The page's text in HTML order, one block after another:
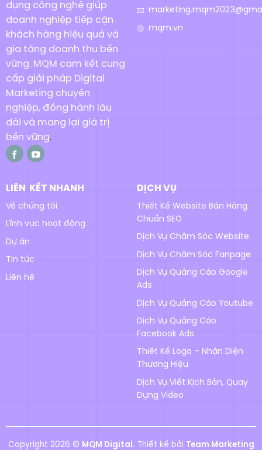
dụng công nghệ giúp
doanh nghiệp tiếp cận
khách hàng hiệu quả và
gia tăng doanh thu bền
vững. MQM cam kết cung
cấp giải pháp Digital
Marketing chuyên
nghiệp, đồng hành lâu
dài và mang lại giá trị
bền vững.
mqm.vn
LIÊN KẾT NHANH
Về chúng tôi
Lĩnh vực hoạt động
Dự án
Tin tức
Liên hệ
DỊCH VỤ
Thiết Kế Website Bán Hàng
Chuẩn SEO
Dịch Vụ Chăm Sóc Website
Dịch Vụ Chăm Sóc Fanpage
Dịch Vụ Quảng Cáo Google
Ads
Dịch Vụ Quảng Cáo Youtube
Dịch Vụ Quảng Cáo
Facebook Ads
Thiết Kế Logo – Nhận Diện
Thương Hiệu
Dịch Vụ Viết Kịch Bản, Quay
Dựng Video
Copyright 2026 © MQM Digital. Thiết kế bởi Team Marketing